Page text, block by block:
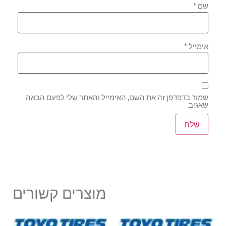
שם*
אימייל*
שמור בדפדפן זה את השם, האימייל והאתר שלי לפעם הבאה
שאגיב.
מוצרים קשורים